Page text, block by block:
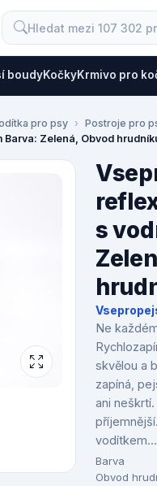
boudyKočkyKrmivo pro
pro psy
Postroje pro
Zelená, Obvod
s
Ne
skvělou a
zapíná,
ani
vodítkem...
Barva
Obvod